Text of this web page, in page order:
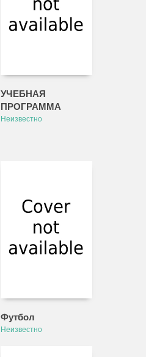
УЧЕБНАЯ
ПРОГРАММА
Неизвестно
Футбол
Неизвестно